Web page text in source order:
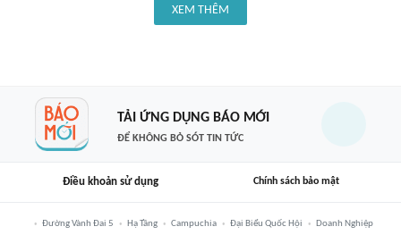
XEM THÊM
TẢI ỨNG DỤNG BÁO MỚI
ĐỂ KHÔNG BỎ SÓT TIN TỨC
Điều khoản sử dụng Chính sách bảo mật
Đường Vành Đai 5 Hạ Tầng Campuchia Đại Biểu Quốc Hội
Doanh Nghiệp